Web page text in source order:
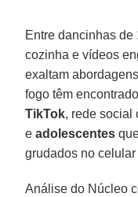
Entre dancinhas
cozinha e vídeos
exaltam
fogo têm
TikTok, rede social
eadolescentes
grudados no
Análise do Núcleo